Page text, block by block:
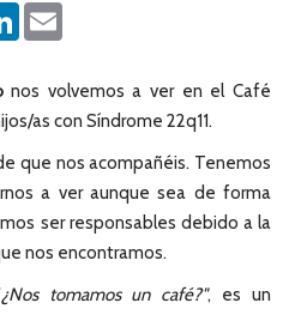
LinkedIn
nos volvemos a ver en el Café
as con Síndrome 22q11.
que nos acompañéis. Tenemos
a ver aunque sea de forma
ser responsables debido a la
nos encontramos.
¿Nos tomamos un café?", es un